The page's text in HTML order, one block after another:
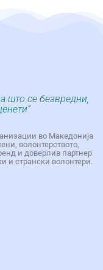
што се безвредни,
во Македонија
волонтерството,
и доверлив партнер
и странски волонтери.